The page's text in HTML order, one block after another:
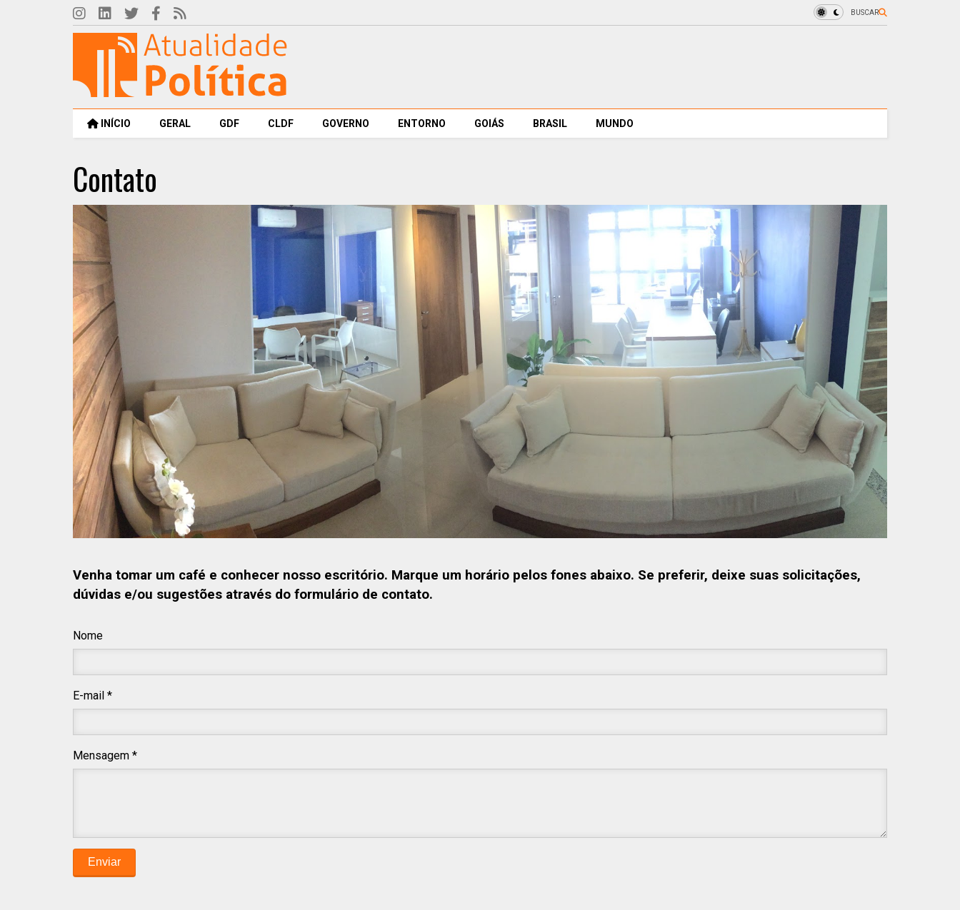
BUSCAR
INÍCIO GERAL GDF CLDF GOVERNO ENTORNO GOIÁS BRASIL MUNDO
Contato
Venha tomar um café e conhecer nosso escritório. Marque um horário pelos fones abaixo. Se preferir, deixe suas solicitações,
dúvidas e/ou sugestões através do formulário de contato.
Nome
E-mail *
Mensagem *